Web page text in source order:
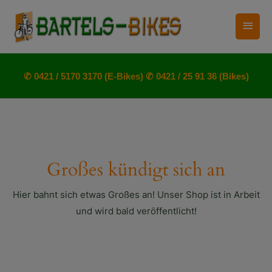
Inhalt
springen
✆ 0421 / 5170 3170 (E-Bikes) ✆ 0421 / 25 91 36 (Bikes)
Großes kündigt sich an
Hier bahnt sich etwas Großes an! Unser Shop ist in Arbeit
und wird bald veröffentlicht!